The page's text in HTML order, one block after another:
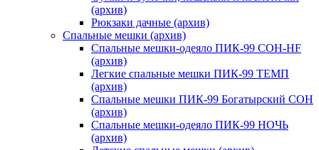
(архив)
Рюкзаки дачные (архив)
Спальные мешки (архив)
Спальные мешки-одеяло ПИК-99 СОН-HF
(архив)
Легкие спальные мешки ПИК-99 ТЕМП
(архив)
Спальные мешки ПИК-99 Богатырский СОН
(архив)
Спальные мешки-одеяло ПИК-99 НОЧЬ
(архив)